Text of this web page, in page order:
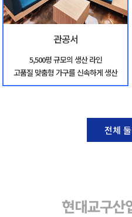
관공서
5,500평 규모의 생산 라인
고품질 맞춤형 가구를 신속하게 생산
전체